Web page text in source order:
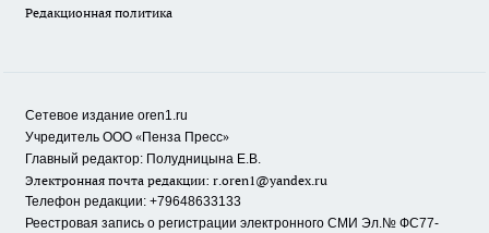
Редакционная политика
Сетевое издание oren1.ru
Учредитель ООО «Пенза Пресс»
Главный редактор: Полудницына Е.В.
Электронная почта редакции: r.oren1@yandex.ru
Телефон редакции: +79648633133
Реестровая запись о регистрации электронного СМИ Эл.№ ФС77-